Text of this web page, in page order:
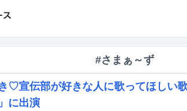
#さまぁ～ず
♡宣伝部が好きな人に歌ってほしい
に出演